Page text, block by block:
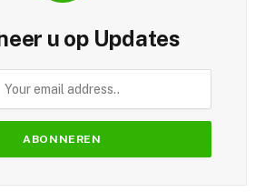
u op Updates